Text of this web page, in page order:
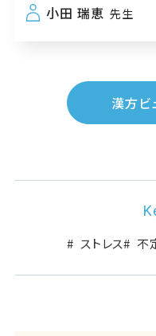
小田 瑞恵 先生
漢方ビ
ストレス
不